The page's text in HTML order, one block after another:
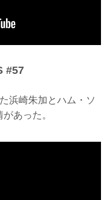
#57
浜崎朱加とハム・ソ
あった。